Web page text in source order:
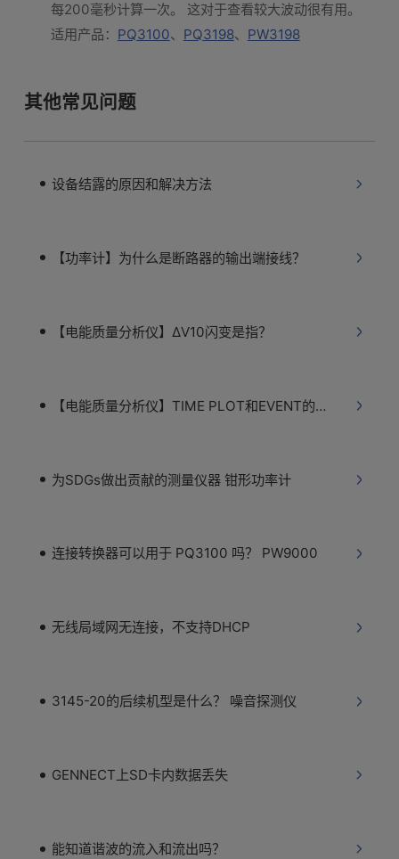
每200毫秒计算一次。 这对于查看较大波动很有用。
适用产品： PQ3100、 PQ3198、 PW3198
其他常见问题
设备结露的原因和解决方法
【功率计】为什么是断路器的输出端接线？
【电能质量分析仪】ΔV10闪变是指？
【电能质量分析仪】TIME PLOT和EVENT的区别
为SDGs做出贡献的测量仪器 钳形功率计
连接转换器可以用于 PQ3100 吗？ PW9000
无线局域网无连接，不支持DHCP
3145-20的后续机型是什么？ 噪音探测仪
GENNECT上SD卡内数据丢失
能知道谐波的流入和流出吗？